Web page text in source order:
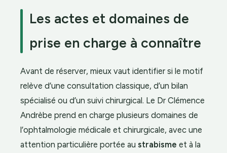
Les actes et domaines de
prise en charge à connaître
Avant de réserver, mieux vaut identifier si le motif
relève d’une consultation classique, d’un bilan
spécialisé ou d’un suivi chirurgical. Le Dr Clémence
Andrèbe prend en charge plusieurs domaines de
l’ophtalmologie médicale et chirurgicale, avec une
attention particulière portée au strabisme et à la